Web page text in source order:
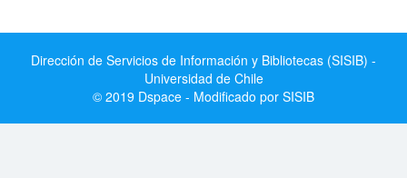
Dirección de Servicios de Información y Bibliotecas (SISIB) -
Universidad de Chile
© 2019 Dspace - Modificado por SISIB